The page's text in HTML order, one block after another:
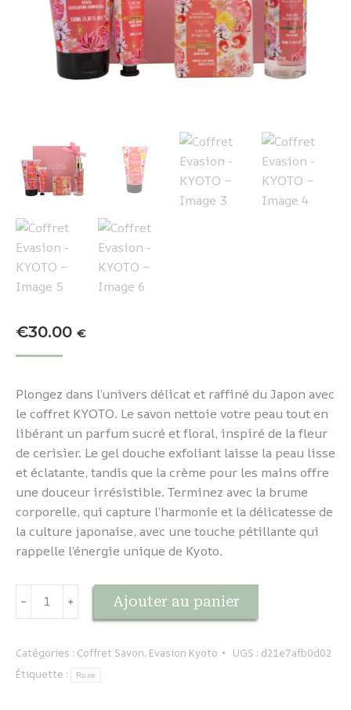
€30.00 €
Plongez dans l’univers délicat et raffiné du Japon avec
le coffret KYOTO. Le savon nettoie votre peau tout en
libérant un parfum sucré et floral, inspiré de la fleur
de cerisier. Le gel douche exfoliant laisse la peau lisse
et éclatante, tandis que la crème pour les mains offre
une douceur irrésistible. Terminez avec la brume
corporelle, qui capture l’harmonie et la délicatesse de
la culture japonaise, avec une touche pétillante qui
rappelle l’énergie unique de Kyoto.
quantité
Evasion
-
﹣ ﹢ Ajouter au panier
Catégories : Coffret Savon, Evasion Kyoto UGS : d21e7afb0d02
Étiquette :
Rose